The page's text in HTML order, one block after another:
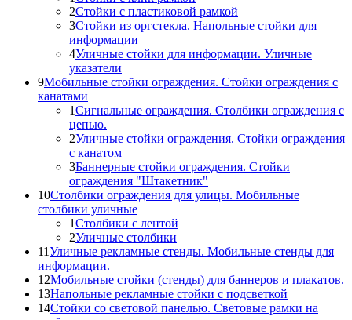
2Стойки с пластиковой рамкой
3Стойки из оргстекла. Напольные стойки для
информации
4Уличные стойки для информации. Уличные
указатели
9Мобильные стойки ограждения. Стойки ограждения с
канатами
1Сигнальные ограждения. Столбики ограждения с
цепью.
2Уличные стойки ограждения. Стойки ограждения
с канатом
3Баннерные стойки ограждения. Стойки
ограждения "Штакетник"
10Столбики ограждения для улицы. Мобильные
столбики уличные
1Столбики с лентой
2Уличные столбики
11Уличные рекламные стенды. Мобильные стенды для
информации.
12Мобильные стойки (стенды) для баннеров и плакатов.
13Напольные рекламные стойки с подсветкой
14Стойки со световой панелью. Световые рамки на